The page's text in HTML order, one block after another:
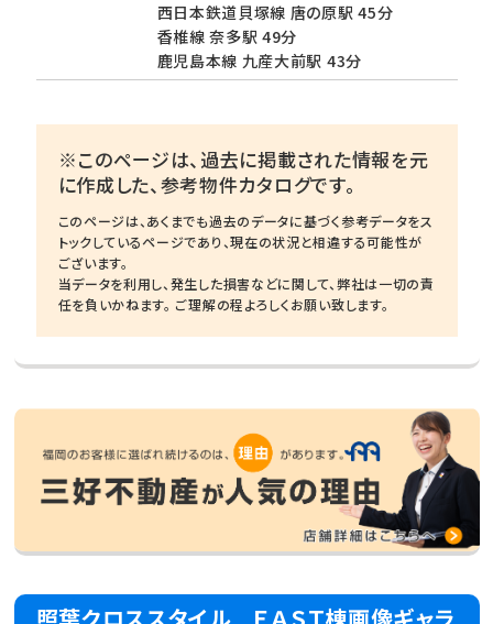
西日本鉄道貝塚線 唐の原駅 45分
香椎線 奈多駅 49分
鹿児島本線 九産大前駅 43分
※このページは、過去に掲載された情報を元
に作成した、参考物件カタログです。
このページは、あくまでも過去のデータに基づく参考データをス
トックしているページであり、現在の状況と相違する可能性が
ございます。
当データを利用し、発生した損害などに関して、弊社は一切の責
任を負いかねます。 ご理解の程よろしくお願い致します。